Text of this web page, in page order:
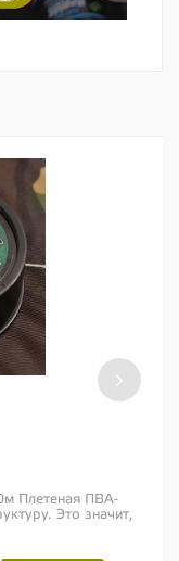
Плетеная ПВА-
Это значит,
›